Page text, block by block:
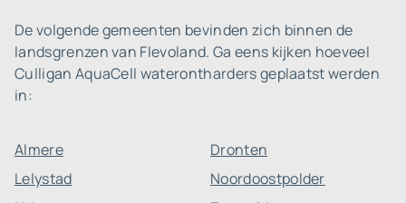
De volgende gemeenten bevinden zich binnen de
landsgrenzen van Flevoland. Ga eens kijken hoeveel
Culligan AquaCell waterontharders geplaatst werden
in:
Almere
Dronten
Lelystad
Noordoostpolder